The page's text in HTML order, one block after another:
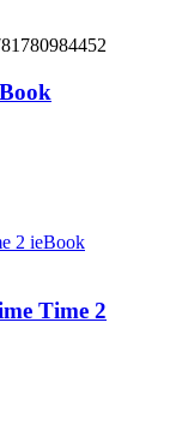
Time 2